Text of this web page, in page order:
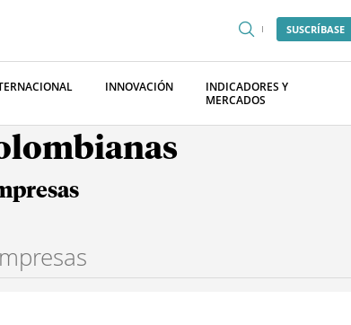
SUSCRÍBASE
INNOVACIÓN
INDICADORES Y
MERCADOS